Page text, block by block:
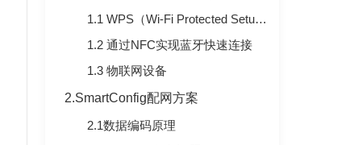
1.1 WPS（Wi-Fi Protected Setup）
1.2 通过NFC实现蓝牙快速连接
1.3 物联网设备
2.SmartConfig配网方案
2.1数据编码原理